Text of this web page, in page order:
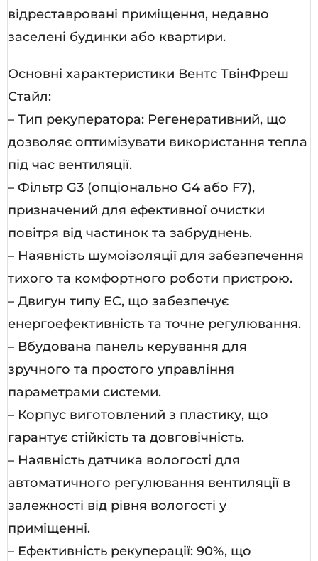
відреставровані приміщення, недавно
заселені будинки або квартири.
Основні характеристики Вентс ТвінФреш
Стайл:
– Тип рекуператора: Регенеративний, що
дозволяє оптимізувати використання тепла
під час вентиляції.
– Фільтр G3 (опціонально G4 або F7),
призначений для ефективної очистки
повітря від частинок та забруднень.
– Наявність шумоізоляції для забезпечення
тихого та комфортного роботи пристрою.
– Двигун типу EC, що забезпечує
енергоефективність та точне регулювання.
– Вбудована панель керування для
зручного та простого управління
параметрами системи.
– Корпус виготовлений з пластику, що
гарантує стійкість та довговічність.
– Наявність датчика вологості для
автоматичного регулювання вентиляції в
залежності від рівня вологості у
приміщенні.
– Ефективність рекуперації: 90%, що